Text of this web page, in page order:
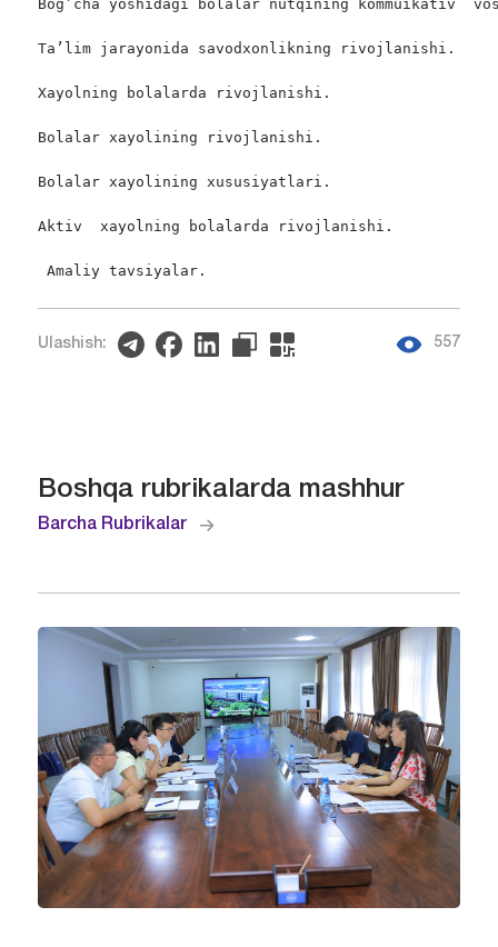
Bog’cha yoshidagi bolalar nutqining kommuikativ
Ta’lim jarayonida savodxonlikning rivojlanishi.
Xayolning bolalarda rivojlanishi.
Bolalar xayolining rivojlanishi.
Bolalar xayolining xususiyatlari.
Aktiv  xayolning bolalarda rivojlanishi.
Amaliy tavsiyalar.
Ulashish: 557
Boshqa rubrikalarda mashhur
Barcha Rubrikalar